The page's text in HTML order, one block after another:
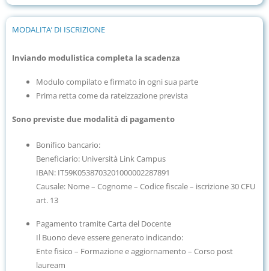
MODALITA’ DI ISCRIZIONE
Inviando modulistica completa la scadenza
Modulo compilato e firmato in ogni sua parte
Prima retta come da rateizzazione prevista
Sono previste due modalità di pagamento
Bonifico bancario:
Beneficiario: Università Link Campus
IBAN: IT59K0538703201000002287891
Causale: Nome – Cognome – Codice fiscale – iscrizione 30 CFU
art. 13
Pagamento tramite Carta del Docente
Il Buono deve essere generato indicando:
Ente fisico – Formazione e aggiornamento – Corso post
lauream